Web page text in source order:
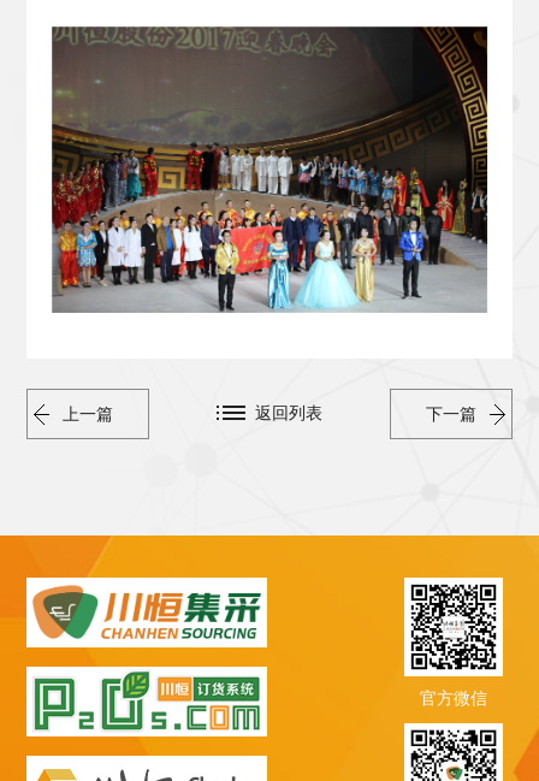
上一篇 下一篇
返回列表
官方微信